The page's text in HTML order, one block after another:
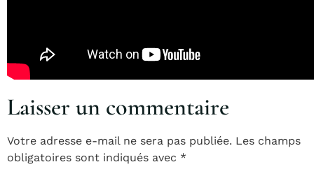
Laisser un commentaire
Votre adresse e-mail ne sera pas publiée. Les champs
obligatoires sont indiqués avec *